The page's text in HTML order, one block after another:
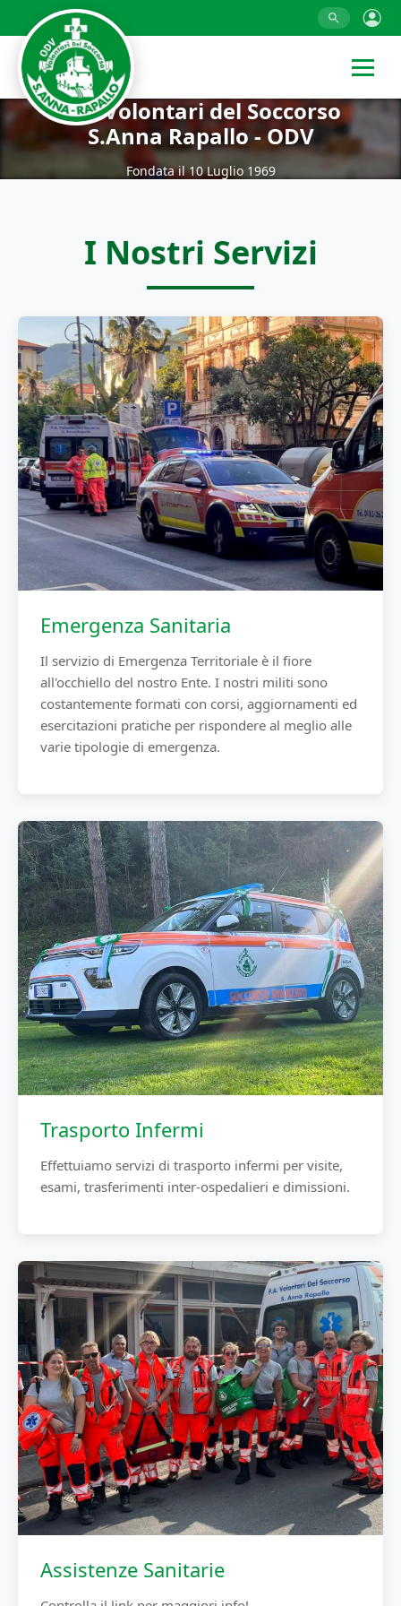
P.A. Volontari del Soccorso
S.Anna Rapallo - ODV
Fondata il 10 Luglio 1969
I Nostri Servizi
Emergenza Sanitaria
Il servizio di Emergenza Territoriale è il fiore
all'occhiello del nostro Ente. I nostri militi sono
costantemente formati con corsi, aggiornamenti ed
esercitazioni pratiche per rispondere al meglio alle
varie tipologie di emergenza.
Trasporto Infermi
Effettuiamo servizi di trasporto infermi per visite,
esami, trasferimenti inter-ospedalieri e dimissioni.
Assistenze Sanitarie